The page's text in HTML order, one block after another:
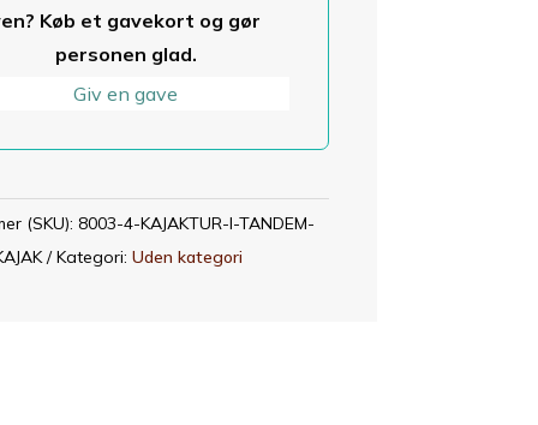
Køb et gavekort og gør
personen glad.
Giv en gave
(SKU): 8003-4-KAJAKTUR-I-TANDEM-
Kategori:Uden kategori